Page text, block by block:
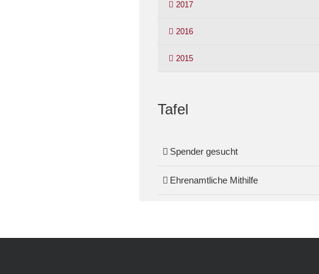
2017
2016
2015
Tafel
Spender gesucht
Ehrenamtliche Mithilfe